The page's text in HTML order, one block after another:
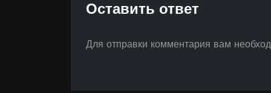
Оставить ответ
Для отправки комментария вам